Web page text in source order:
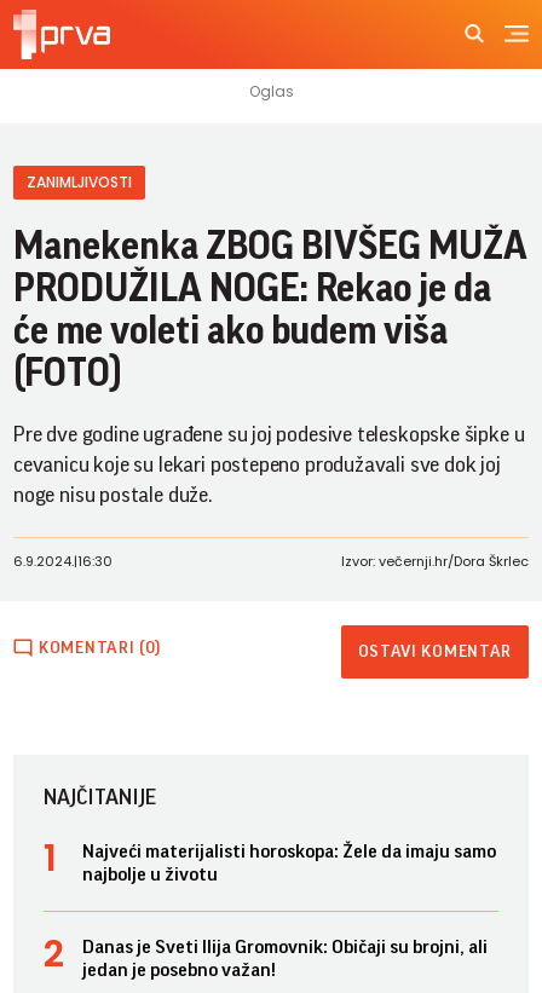
ZANIMLJIVOSTI
Manekenka ZBOG BIVŠEG MUŽA
PRODUŽILA NOGE: Rekao je da
će me voleti ako budem viša
(FOTO)
Pre dve godine ugrađene su joj podesive teleskopske šipke u
cevanicu koje su lekari postepeno produžavali sve dok joj
noge nisu postale duže.
6.9.2024.|16:30 Izvor: večernji.hr/Dora Škrlec
KOMENTARI (0) OSTAVI KOMENTAR
NAJČITANIJE
Najveći materijalisti horoskopa: Žele da imaju samo
najbolje u životu
Danas je Sveti Ilija Gromovnik: Običaji su brojni, ali
jedan je posebno važan!